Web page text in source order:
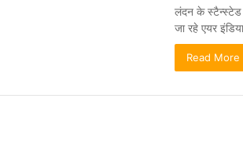
लंदन के स्टैन्स्टेड
जा रहे एयर
Read More